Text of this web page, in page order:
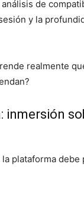
de
y la
realmente
inmersión
plataforma debe